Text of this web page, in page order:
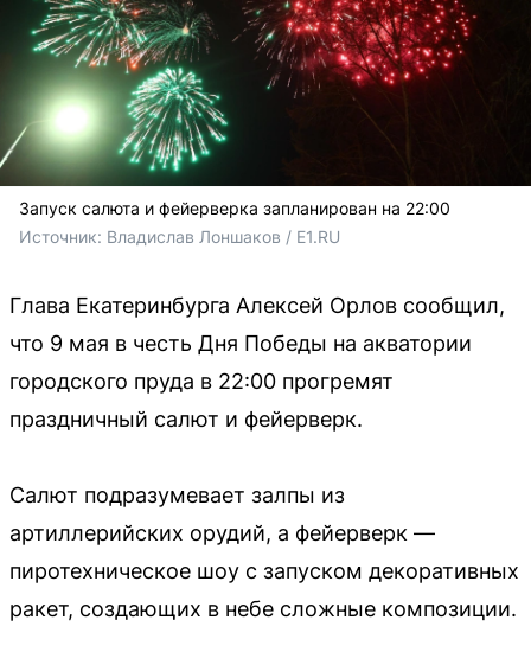
Запуск салюта и фейерверка запланирован на 22:00
Источник: Владислав Лоншаков / E1.RU
Глава Екатеринбурга Алексей Орлов сообщил,
что 9 мая в честь Дня Победы на акватории
городского пруда в 22:00 прогремят
праздничный салют и фейерверк.
Салют подразумевает залпы из
артиллерийских орудий, а фейерверк —
пиротехническое шоу с запуском декоративных
ракет, создающих в небе сложные композиции.